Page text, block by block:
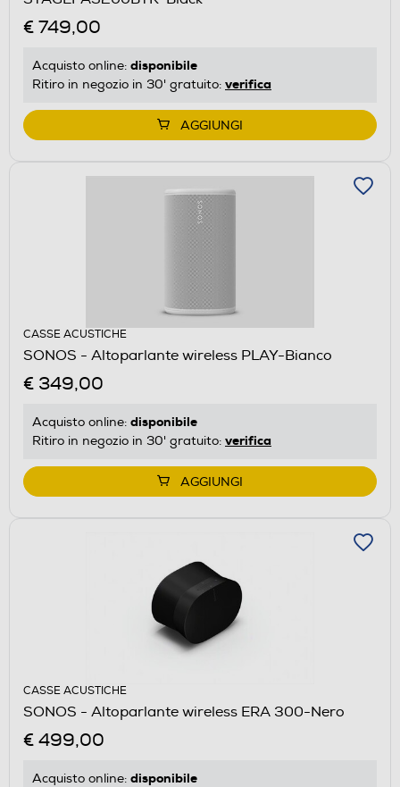
€ 749,00
Acquisto online: disponibile
Ritiro in negozio in 30' gratuito: verifica
AGGIUNGI
CASSE ACUSTICHE
SONOS - Altoparlante wireless PLAY-Bianco
€ 349,00
Acquisto online: disponibile
Ritiro in negozio in 30' gratuito: verifica
AGGIUNGI
CASSE ACUSTICHE
SONOS - Altoparlante wireless ERA 300-Nero
€ 499,00
Acquisto online: disponibile